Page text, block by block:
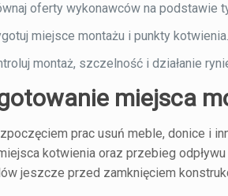
oferty wykonawców na podstawie
miejsce montażu i punkty kotwienia.
montaż, szczelność i działanie
miejsca
prac usuń meble, donice i
kotwienia oraz przebieg
jeszcze przed zamknięciem